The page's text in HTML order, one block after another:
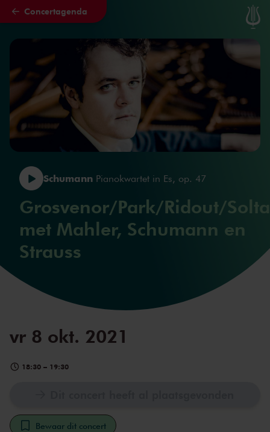
Naar hoofdcontent
Concertagenda
Schumann Pianokwartet in Es, op. 47
Grosvenor/Park/Ridout/
met Mahler, Schumann en
Strauss
vr 8 okt. 2021
18:30 – 19:30
Bewaar dit concert